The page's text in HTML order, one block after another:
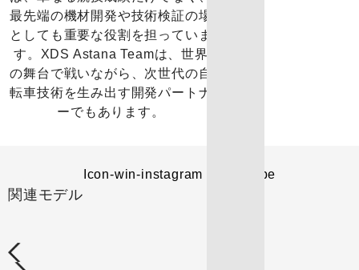
最先端の機材開発や技術検証の場
としても重要な役割を担っていま
す。XDS Astana Teamは、世界
の舞台で戦いながら、次世代の自
転車技術を生み出す開発パートナ
ーでもあります。
Icon-win-instagram Youtube
関連モデル